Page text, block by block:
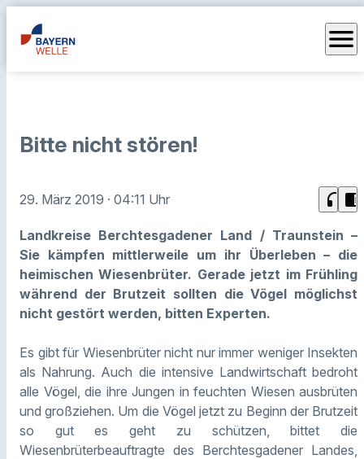
menu
Bitte nicht stören!
29. März 2019 · 04:11 Uhr headphones chrome_reader_mode
Landkreise Berchtesgadener Land / Traunstein –
Sie kämpfen mittlerweile um ihr Überleben – die
heimischen Wiesenbrüter. Gerade jetzt im Frühling
während der Brutzeit sollten die Vögel möglichst
nicht gestört werden, bitten Experten.
Es gibt für Wiesenbrüter nicht nur immer weniger Insekten
als Nahrung. Auch die intensive Landwirtschaft bedroht
alle Vögel, die ihre Jungen in feuchten Wiesen ausbrüten
und großziehen. Um die Vögel jetzt zu Beginn der Brutzeit
so gut es geht zu schützen, bittet die
Wiesenbrüterbeauftragte des Berchtesgadener Landes,